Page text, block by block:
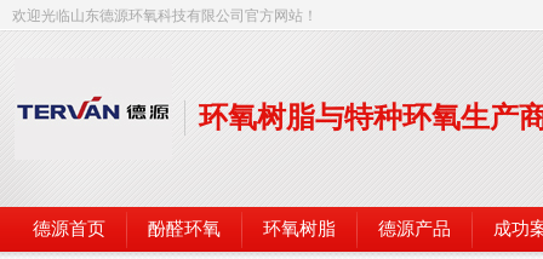
欢迎光临山东德源环氧科技有限公司官方网站！
环氧树脂与特种环氧生产
德源首页 酚醛环氧 环氧树脂 德源产品 成功